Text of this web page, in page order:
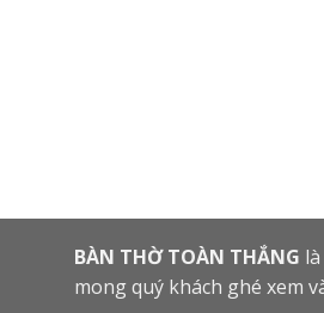
BÀN THỜ TOÀN THẮNG
mong quý khách ghé xem